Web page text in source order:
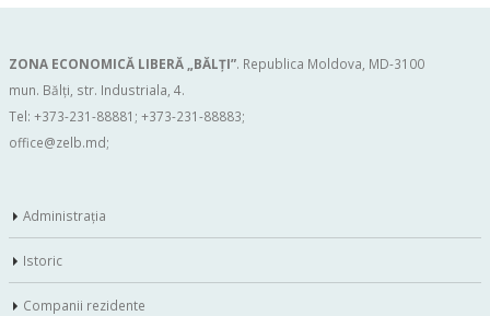
ZONA ECONOMICĂ LIBERĂ „BĂLŢI”. Republica Moldova, MD-3100
mun. Bălți, str. Industriala, 4.
Tel: +373-231-88881; +373-231-88883;
office@zelb.md;
Administraţia
Istoric
Companii rezidente